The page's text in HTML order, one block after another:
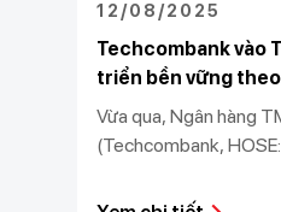
12/08/2025
Techcombank vào
triển bền vững
Vừa qua, Ngân hàng
(Techcombank,
Sustainability Index -